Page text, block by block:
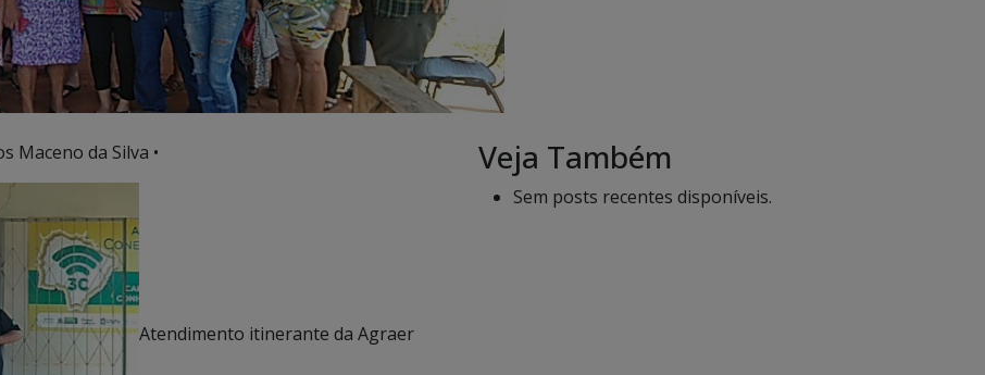
Maceno da Silva •
Atendimento itinerante da Agraer
Veja Também
Sem posts recentes disponíveis.